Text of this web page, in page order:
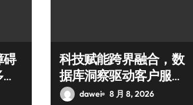
碍
科技赋能跨界融合，数
据库洞察驱动客户服务
新升级
dawei 8 月 8, 2026